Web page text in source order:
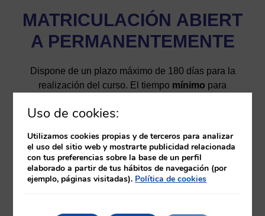
MATRICULACIÓN ABIERT
A PERMANENTEMENTE
Dispone de un plazo máximo de 180 días para la
realización del curso. El tiempo mínimo para
dispondrá de un certificado provisional que podrá
descargar desde el aula virtual. Posteriormente a la
finalización del curso se procederá a la solicitud y
emisión del diploma del curso certificado por la
Uso de cookies:
Utilizamos cookies propias y de terceros para analizar
el uso del sitio web y mostrarte publicidad relacionada
con tus preferencias sobre la base de un perfil
elaborado a partir de tus hábitos de navegación (por
ejemplo, páginas visitadas). Política de cookies